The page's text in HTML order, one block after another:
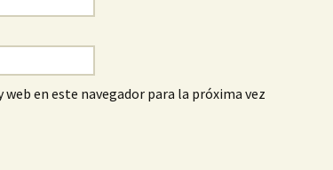
en este navegador para la próxima vez